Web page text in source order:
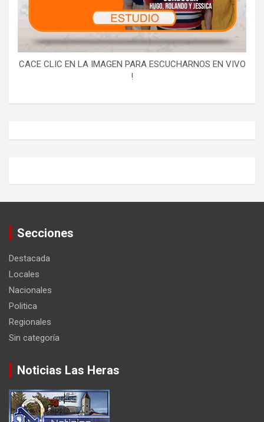
CACE CLIC EN LA IMAGEN PARA ESCUCHARNOS EN VIVO
!
Secciones
Destacada
Locales
Nacionales
Politica
Regionales
Sin categoría
Noticias Las Heras